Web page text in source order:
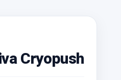
Cryopush